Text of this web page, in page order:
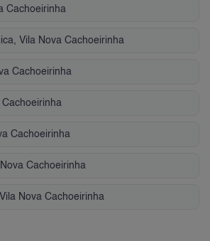
Cachoeirinha
Vila Nova Cachoeirinha
Cachoeirinha
Cachoeirinha
Cachoeirinha
Nova Cachoeirinha